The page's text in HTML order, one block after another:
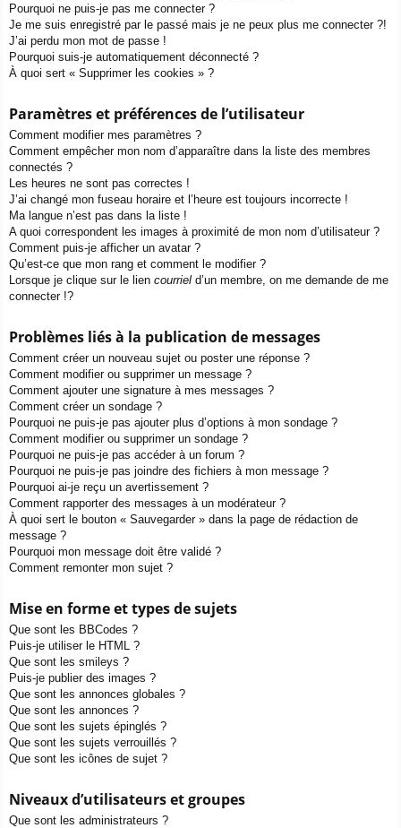
Pourquoi ne puis-je pas me connecter ?
Je me suis enregistré par le passé mais je ne peux plus me connecter ?!
J’ai perdu mon mot de passe !
Pourquoi suis-je automatiquement déconnecté ?
À quoi sert « Supprimer les cookies » ?
Paramètres et préférences de l’utilisateur
Comment modifier mes paramètres ?
Comment empêcher mon nom d’apparaître dans la liste des membres
connectés ?
Les heures ne sont pas correctes !
J’ai changé mon fuseau horaire et l’heure est toujours incorrecte !
Ma langue n’est pas dans la liste !
A quoi correspondent les images à proximité de mon nom d’utilisateur ?
Comment puis-je afficher un avatar ?
Qu’est-ce que mon rang et comment le modifier ?
Lorsque je clique sur le lien courriel d’un membre, on me demande de me
connecter !?
Problèmes liés à la publication de messages
Comment créer un nouveau sujet ou poster une réponse ?
Comment modifier ou supprimer un message ?
Comment ajouter une signature à mes messages ?
Comment créer un sondage ?
Pourquoi ne puis-je pas ajouter plus d’options à mon sondage ?
Comment modifier ou supprimer un sondage ?
Pourquoi ne puis-je pas accéder à un forum ?
Pourquoi ne puis-je pas joindre des fichiers à mon message ?
Pourquoi ai-je reçu un avertissement ?
Comment rapporter des messages à un modérateur ?
À quoi sert le bouton « Sauvegarder » dans la page de rédaction de
message ?
Pourquoi mon message doit être validé ?
Comment remonter mon sujet ?
Mise en forme et types de sujets
Que sont les BBCodes ?
Puis-je utiliser le HTML ?
Que sont les smileys ?
Puis-je publier des images ?
Que sont les annonces globales ?
Que sont les annonces ?
Que sont les sujets épinglés ?
Que sont les sujets verrouillés ?
Que sont les icônes de sujet ?
Niveaux d’utilisateurs et groupes
Que sont les administrateurs ?